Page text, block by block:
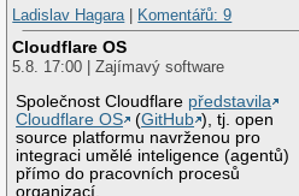
Ladislav Hagara| Komentářů: 9
Cloudflare OS
5.8. 17:00 | Zajímavý software
Společnost Cloudflare představila
Cloudflare OS
(GitHub ), tj. open
source platformu navrženou pro
integraci umělé inteligence (agentů)
přímo do pracovních procesů
organizací.